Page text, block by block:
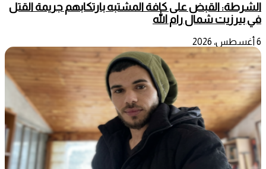
الشرطة: القبض على كافة المشتبه بارتكابهم جريمة القتل
في بيرزيت شمال رام الله
6 أغسطس، 2026